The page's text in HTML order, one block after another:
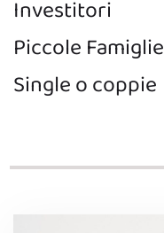
Investitori
Piccole Famiglie
Single o coppie